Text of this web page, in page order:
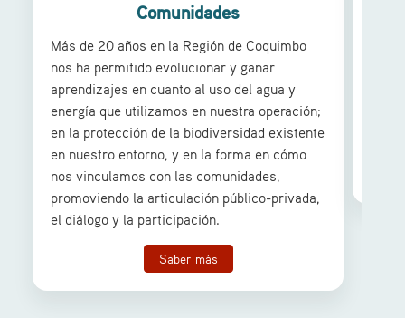
Comunidades
Más de 20 años en la Región de Coquimbo
nos ha permitido evolucionar y ganar
aprendizajes en cuanto al uso del agua y
energía que utilizamos en nuestra operación;
en la protección de la biodiversidad existente
en nuestro entorno, y en la forma en cómo
nos vinculamos con las comunidades,
promoviendo la articulación público-privada,
el diálogo y la participación.
Saber más